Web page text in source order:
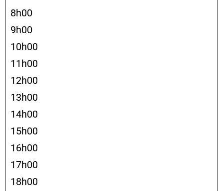
8h00
9h00
10h00
11h00
12h00
13h00
14h00
15h00
16h00
17h00
18h00